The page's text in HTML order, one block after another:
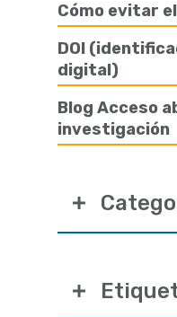
Cómo evitar
DOI
digital)
Blog Acceso
investigación